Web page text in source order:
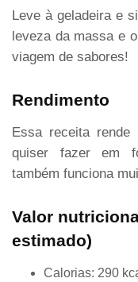
Leve à geladeira e
leveza da massa e
viagem de sabores!
Rendimento
Essa receita rende
quiser fazer em
também funciona
Valor
estimado)
Calorias: 290